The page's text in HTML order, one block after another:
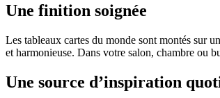
Une finition soignée
Les tableaux cartes du monde sont montés sur
et harmonieuse. Dans votre salon, chambre ou
Une source d’inspiration